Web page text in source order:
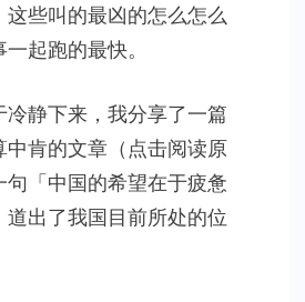
这些叫的最凶的怎么怎么
起跑的最快。
冷静下来，我分享了一篇
中肯的文章（点击阅读原
句「中国的希望在于疲惫
道出了我国目前所处的位